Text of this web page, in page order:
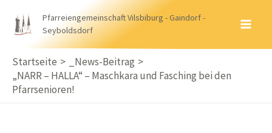
Inhalt
Pfarreiengemeinschaft Vilsbiburg - Gaindorf -
Seyboldsdorf
Startseite
_News-Beitrag
„NARR – HALLA“ – Maschkara und Fasching bei den
Pfarrsenioren!